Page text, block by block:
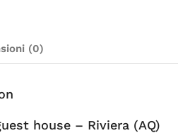
(0)
house – Riviera (AQ)